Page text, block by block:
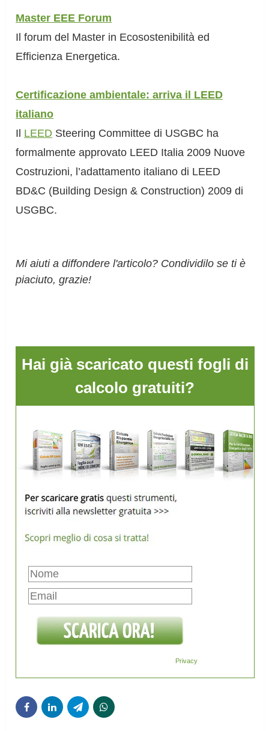
Master EEE Forum
Il forum del Master in Ecosostenibilità ed
Efficienza Energetica.
Certificazione ambientale: arriva il LEED
italiano
Il LEED Steering Committee di USGBC ha
formalmente approvato LEED Italia 2009 Nuove
Costruzioni, l’adattamento italiano di LEED
BD&C (Building Design & Construction) 2009 di
USGBC.
Mi aiuti a diffondere l'articolo? Condividilo se ti è
piaciuto, grazie!
Hai già scaricato questi fogli di
calcolo gratuiti?
Privacy